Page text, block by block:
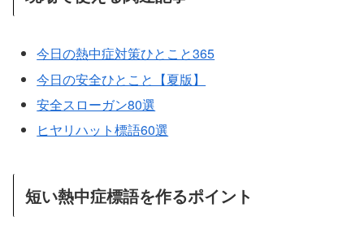
今日の熱中症対策ひとこと365
今日の安全ひとこと【夏版】
安全スローガン80選
ヒヤリハット標語60選
短い熱中症標語を作るポイント